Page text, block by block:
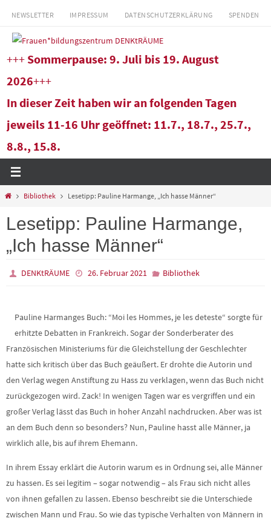
Zum
springen
NEWSLETTER IMPRESSUM DATENSCHUTZERKLÄRUNG SPENDEN
+++ Sommerpause: 9. Juli bis 19. August
2026+++
In dieser Zeit haben wir an folgenden Tagen
jeweils 11-16 Uhr geöffnet: 11.7., 18.7., 25.7.,
8.8., 15.8.
StartBibliothek Lesetipp: Pauline Harmange, „Ich hasse Männer“
Lesetipp: Pauline Harmange,
„Ich hasse Männer“
DENKtRÄUME 26. Februar 2021 Bibliothek
Pauline Harmanges Buch: “Moi les Hommes, je les deteste“ sorgte für
erhitzte Debatten in Frankreich. Sogar der Sonderberater des
Französischen Ministeriums für die Gleichstellung der Geschlechter
hatte sich kritisch über das Buch geäußert. Er drohte die Autorin und
den Verlag wegen Anstiftung zu Hass zu verklagen, wenn das Buch nicht
zurückgezogen wird. Zack! In wenigen Tagen war es vergriffen und ein
großer Verlag lässt das Buch in hoher Anzahl nachdrucken. Aber was ist
an dem Buch denn so besonders? Nun, Pauline hasst alle Männer, ja
wirklich alle, bis auf ihrem Ehemann.
In ihrem Essay erklärt die Autorin warum es in Ordnung sei, alle Männer
zu hassen. Es sei legitim – sogar notwendig – als Frau sich nicht alles
von ihnen gefallen zu lassen. Ebenso beschreibt sie die Unterschiede
zwischen Mann und Frau. So wie das typische Verhalten von Männern in